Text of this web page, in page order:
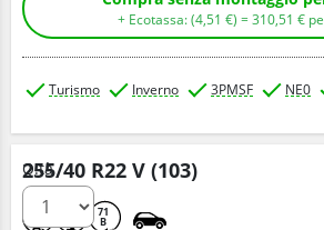
+ Ecotassa: (4,51 € ) =310,51 €
Turismo Inverno 3PMSF NE0
255/40 R22 V (103)
71
B
Q.tà